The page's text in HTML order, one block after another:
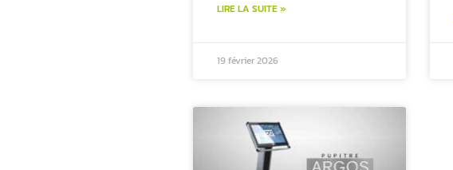
LIRE LA SUITE »
19 février 2026